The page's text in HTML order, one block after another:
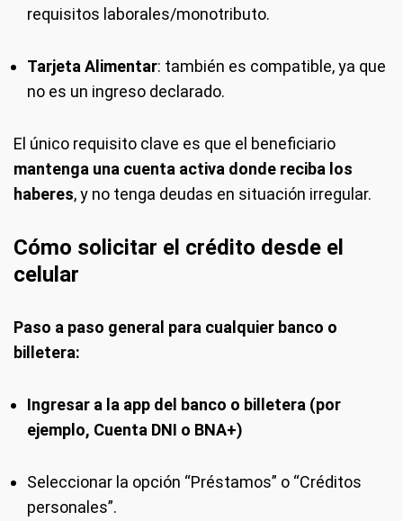
requisitos laborales/monotributo.
Tarjeta Alimentar: también es compatible, ya que
no es un ingreso declarado.
El único requisito clave es que el beneficiario
mantenga una cuenta activa donde reciba los
haberes, y no tenga deudas en situación irregular.
Cómo solicitar el crédito desde el
celular
Paso a paso general para cualquier banco o
billetera:
Ingresar a la app del banco o billetera (por
ejemplo, Cuenta DNI o BNA+)
Seleccionar la opción “Préstamos” o “Créditos
personales”.